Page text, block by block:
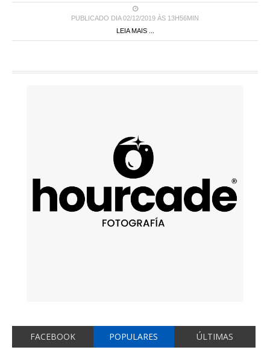
PUBLICADO DIA 02/12/2019 ÀS 13H56MIN
LEIA MAIS ...
FACEBOOK POPULARES ÚLTIMAS